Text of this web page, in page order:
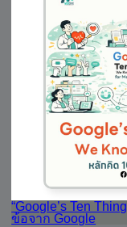
“Google’s Ten
ข้อจาก Google